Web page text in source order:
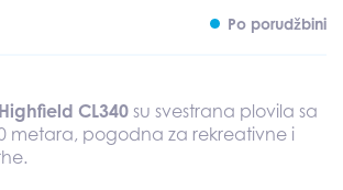
Po porudžbini
Highfield CL340 su svestrana plovila sa
metara, pogodna za rekreativne i
.